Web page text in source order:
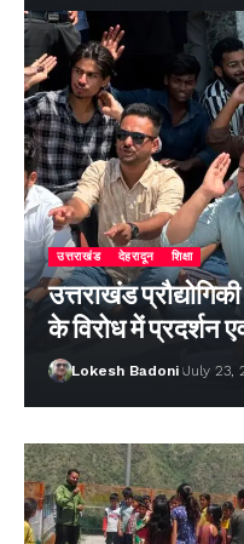
उत्तराखंड देहरादून शिक्षा
उत्तराखंड
के विरोध में प्रदर्शन
Lokesh Badoni July 23,